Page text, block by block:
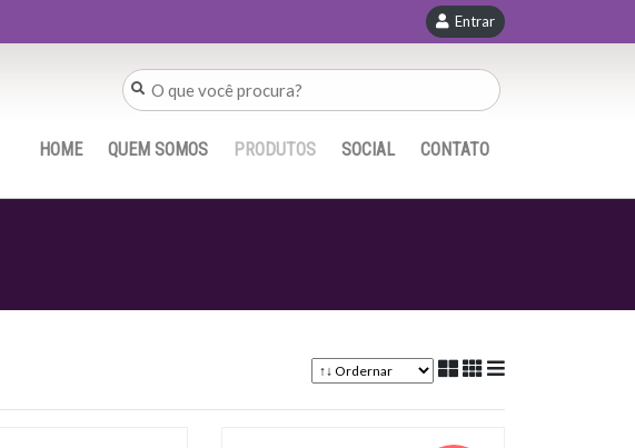
Entrar
HOME QUEM SOMOS PRODUTOS SOCIAL CONTATO